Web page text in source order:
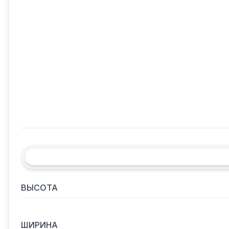
ВЫСОТА
ШИРИНА